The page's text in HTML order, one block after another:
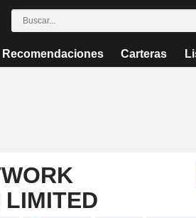
Recomendaciones Carteras
LIMITED